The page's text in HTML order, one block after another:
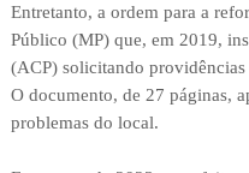
Entretanto, a ordem para a
Público (MP) que, em 2019,
(ACP) solicitando
O documento, de 27 páginas,
problemas do local.